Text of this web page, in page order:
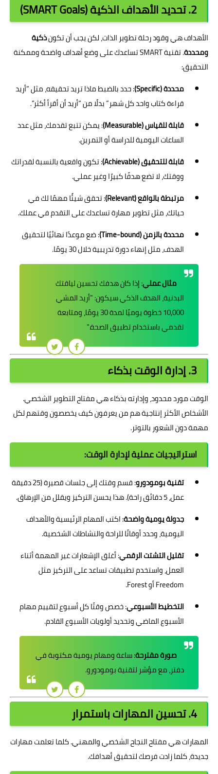
2. تحديد الأهداف الذكية (SMART Goals)
الأهداف هي وقود رحلة تطوير الذات، لكن يجب أن تكونذكية
ومحددة
. تقنية SMART تساعدك على وضع أهداف واضحة وممكنة
التحقيق:
محددة (Specific)
: حدد بالضبط ماذا تريد تحقيقه، مثل “أريد
قراءة كتاب واحد كل شهر” بدلًا من “أريد أن أقرأ أكثر”.
قابلة للقياس (Measurable)
: يمكن تتبع تقدمك، مثل عدد
الساعات اليومية للدراسة أو التمرين.
قابلة للتحقيق (Achievable)
: تكون واقعية بالنسبة لقدراتك
ووقتك، لا تضع هدفًا كبيرًا وغير عملي.
مرتبطة بالواقع (Relevant)
: تحقق شيئًا مهمًا لك في
حياتك، مثل تطوير مهارة تساعدك على التقدم في عملك.
محددة بالزمن (Time-bound)
: ضع موعدًا نهائيًا لتحقيق
الهدف، مثل إنهاء دورة تدريبية خلال 30 يومًا.
مثال عملي: إذا كان هدفك تحسين لياقتك
البدنية، الهدف الذكي سيكون: "أريد المشي
10,000 خطوة يوميًا لمدة 30 يومًا، ومتابعة
تقدمي باستخدام تطبيق الصحة."
3. إدارة الوقت بذكاء
الوقت مورد محدود، وإدارته بذكاء هي مفتاح التطوير الشخصي.
الأشخاص الأكثر إنتاجية هم من يعرفون كيف يخصصون وقتهم لكل
مهمة دون الشعور بالتوتر.
استراتيجيات عملية لإدارة الوقت:
تقنية بومودورو
: قسم وقتك إلى جلسات قصيرة (25 دقيقة
عمل، 5 دقائق راحة). هذا يحسن التركيز ويقلل من الإرهاق.
جدولة يومية واضحة: اكتب المهام الرئيسية والأهداف
اليومية، وحدد أوقاتًا للراحة والنشاطات الشخصية.
تقليل التشتت الرقمي: أغلق الإشعارات غير المهمة أثناء
العمل، واستخدم تطبيقات تساعد على التركيز مثل
Freedom أو Forest.
التخطيط الأسبوعي: خصص وقتًا كل أسبوع لتقييم مهام
الأسبوع الماضي وتحديد أولويات الأسبوع القادم.
صورة مقترحة: ساعة ومهام يومية مكتوبة في
دفتر، مع مؤشر لتقنية بومودورو.
4. تحسين المهارات باستمرار
المهارات هي مفتاح النجاح الشخصي والمهني. كلما تعلمت مهارات
جديدة، كلما زادت فرصك لتحقيق أهدافك.